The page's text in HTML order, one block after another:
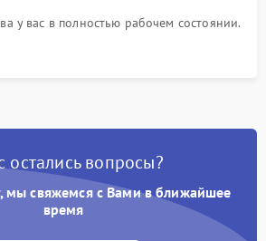
у вас в полностью рабочем состоянии.
остались вопросы?
мы свяжемся с Вами в ближайшее
время